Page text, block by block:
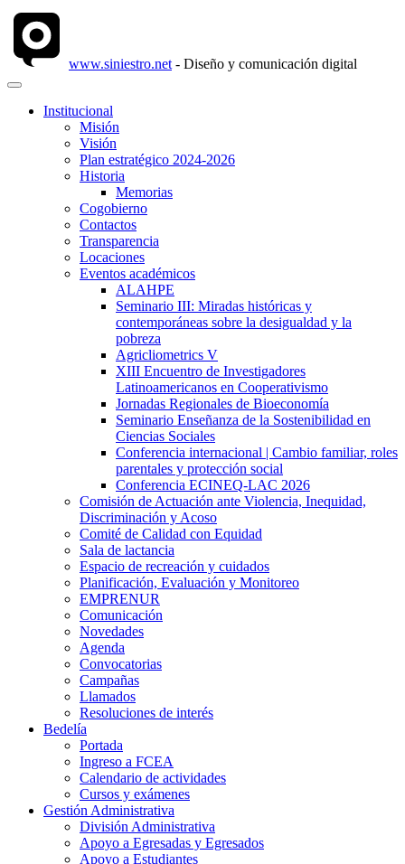
www.siniestro.net - Diseño y comunicación digital
Institucional
Misión
Visión
Plan estratégico 2024-2026
Historia
Memorias
Cogobierno
Contactos
Transparencia
Locaciones
Eventos académicos
ALAHPE
Seminario III: Miradas históricas y
contemporáneas sobre la desigualdad y la
pobreza
Agricliometrics V
XIII Encuentro de Investigadores
Latinoamericanos en Cooperativismo
Jornadas Regionales de Bioeconomía
Seminario Enseñanza de la Sostenibilidad en
Ciencias Sociales
Conferencia internacional | Cambio familiar, roles
parentales y protección social
Conferencia ECINEQ-LAC 2026
Comisión de Actuación ante Violencia, Inequidad,
Discriminación y Acoso
Comité de Calidad con Equidad
Sala de lactancia
Espacio de recreación y cuidados
Planificación, Evaluación y Monitoreo
EMPRENUR
Comunicación
Novedades
Agenda
Convocatorias
Campañas
Llamados
Resoluciones de interés
Bedelía
Portada
Ingreso a FCEA
Calendario de actividades
Cursos y exámenes
Gestión Administrativa
División Administrativa
Apoyo a Egresadas y Egresados
Apoyo a Estudiantes